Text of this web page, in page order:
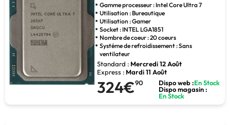
Gamme processeur : Intel Core Ultra 7
Utilisation : Bureautique
Utilisation : Gamer
Socket : INTEL LGA1851
Nombre de coeur : 20 coeurs
Systéme de refroidissement : Sans
ventilateur
Standard : Mercredi 12 Août
Express : Mardi 11 Août
324€90 Dispo web :En Stock
Dispo magasin :
En Stock